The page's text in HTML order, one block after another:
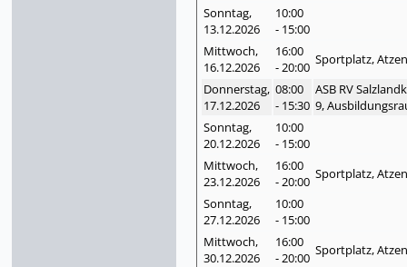
Sonntag,
13.12.2026
10:00
- 15:00
Mittwoch,
16.12.2026
16:00
- 20:00 Sportplatz,
Donnerstag,
17.12.2026
08:00
- 15:30
ASB RV
9,
Sonntag,
20.12.2026
10:00
- 15:00
Mittwoch,
23.12.2026
16:00
- 20:00 Sportplatz,
Sonntag,
27.12.2026
10:00
- 15:00
Mittwoch,
30.12.2026
16:00
- 20:00 Sportplatz,